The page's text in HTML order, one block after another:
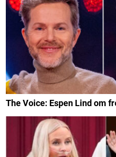
The Voice: Espen Lind om